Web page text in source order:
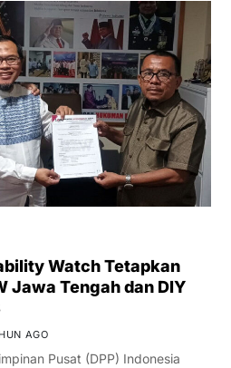
Watch Tetapkan
Jawa Tengah dan DIY
AGO
Pusat (DPP) Indonesia